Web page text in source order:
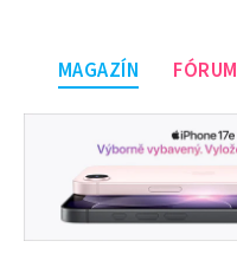
MAGAZÍN FÓRUM